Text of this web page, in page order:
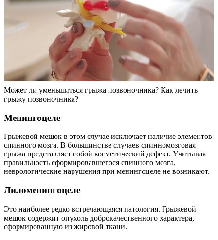
Может ли уменьшиться грыжа позвоночника? Как лечить
грыжу позвоночника?
Менингоцеле
Грыжевой мешок в этом случае исключает наличие элементов
спинного мозга. В большинстве случаев спинномозговая
грыжа представляет собой косметический дефект. Учитывая
правильность сформировавшегося спинного мозга,
неврологические нарушения при менингоцеле не возникают.
Лиломенингоцеле
Это наиболее редко встречающаяся патология. Грыжевой
мешок содержит опухоль доброкачественного характера,
сформированную из жировой ткани.